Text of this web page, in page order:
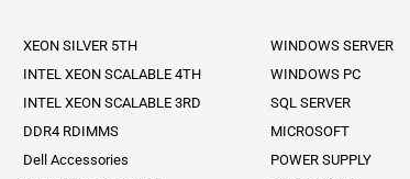
XEON SILVER 5TH
INTEL XEON SCALABLE 4TH
INTEL XEON SCALABLE 3RD
DDR4 RDIMMS
Dell Accessories
WINDOWS SERVER
WINDOWS PC
SQL SERVER
MICROSOFT
POWER SUPPLY